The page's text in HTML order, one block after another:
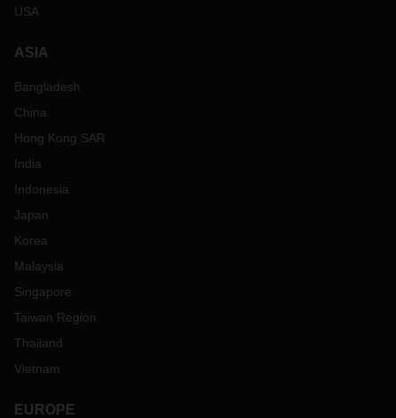
USA
ASIA
Bangladesh
China
Hong Kong SAR
India
Indonesia
Japan
Korea
Malaysia
Singapore
Taiwan Region
Thailand
Vietnam
EUROPE